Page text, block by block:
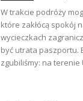
W trakcie podróży
które zakłócą spokój
wycieczkach
być utrata paszportu.
zgubiliśmy: na terenie